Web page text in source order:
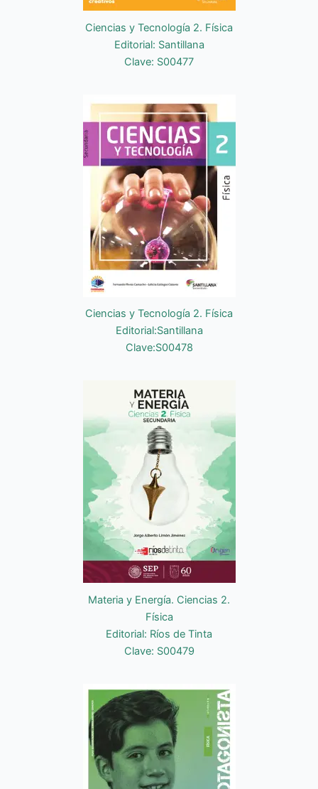
Ciencias y Tecnología 2. Física
Editorial: Santillana
Clave: S00477
Ciencias y Tecnología 2. Física
Editorial:Santillana
Clave:S00478
Materia y Energía. Ciencias 2.
Física
Editorial: Ríos de Tinta
Clave: S00479